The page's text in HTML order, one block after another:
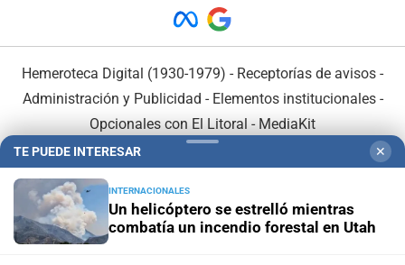
Hemeroteca Digital (1930-1979) - Receptorías de avisos -
Administración y Publicidad - Elementos institucionales-
Opcionales con El Litoral - MediaKit
TE PUEDE INTERESAR ✕
INTERNACIONALES
Un helicóptero se estrelló mientras
combatía un incendio forestal en Utah